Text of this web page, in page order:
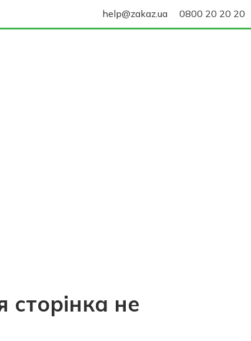
help@zakaz.ua 0800 20 20 20
не